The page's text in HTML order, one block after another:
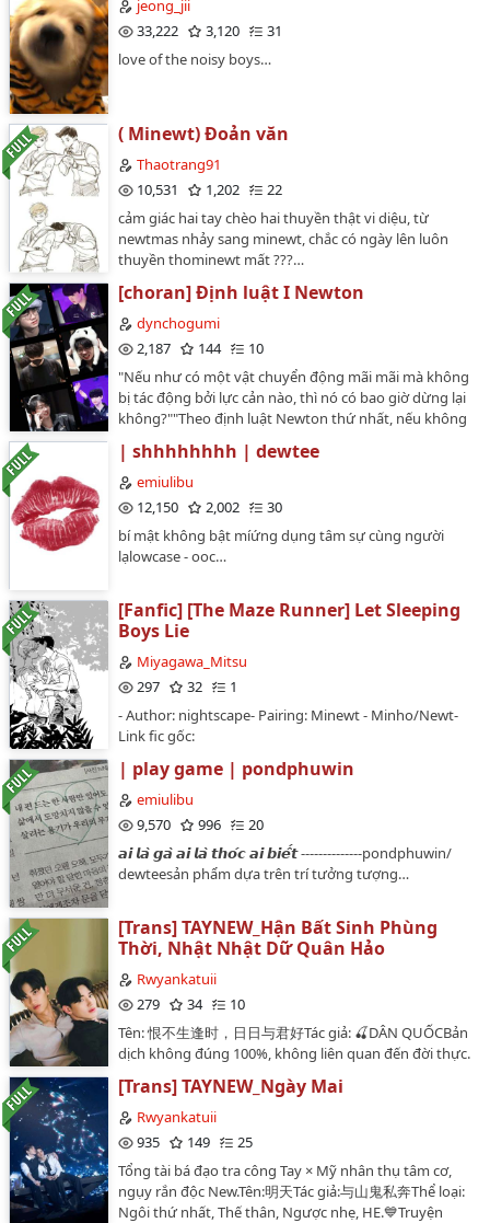
jeong_jii
33,222
3,120
31
love of the noisy boys…
( Minewt) Đoản văn
Thaotrang91
10,531
1,202
22
cảm giác hai tay chèo hai thuyền thật vi diệu, từ
newtmas nhảy sang minewt, chắc có ngày lên luôn
thuyền thominewt mất ???…
[choran] Định luật I Newton
dynchogumi
2,187
144
10
"Nếu như có một vật chuyển động mãi mãi mà không
bị tác động bởi lực cản nào, thì nó có bao giờ dừng lại
không?""Theo định luật Newton thứ nhất, nếu không
mãi..."…
| shhhhhhhh | dewtee
emiulibu
12,150
2,002
30
bí mật không bật míứng dụng tâm sự cùng người
lạlowcase - ooc…
[Fanfic] [The Maze Runner] Let Sleeping
Boys Lie
Miyagawa_Mitsu
297
32
1
- Author: nightscape- Pairing: Minewt - Minho/Newt-
Link fic gốc:
Summary: Đánh thức Newt dậy vào buổi sáng có lẽ là
bài kiểm tra nguy hiểm nhất mà các Trảng viên phải đối
mặt.- Người dịch: Miyagawa Mitsu + Bản dịch đã có sự
dưới phần comment). Vui lòng không đem đi đâu khi
chưa có sự đồng ý của người dịch. + Bản dịch chỉ được
Twitter…
| play game | pondphuwin
emiulibu
9,570
996
20
𝙖𝙞 𝙡𝙖̀ 𝙜𝙖̀ 𝙖𝙞 𝙡𝙖̀ 𝙩𝙝𝙤́𝙘 𝙖𝙞 𝙗𝙞𝙚̂́𝙩 --------------pondphuwin/
dewteesản phẩm dựa trên trí tưởng tượng…
[Trans] TAYNEW_Hận Bất Sinh Phùng
Thời, Nhật Nhật Dữ Quân Hảo
Rwyankatuii
279
34
10
Tên: 恨不生逢时，日日与君好Tác giả: 🍒DÂN QUỐCBản
dịch không đúng 100%, không liên quan đến đời thực.
vui lòng không mang đi chỗ khác💕KHÔNG CHUYỂN
VER💙Nếu có bất kì vấn đề hay ý kiến xoá truyện thì
mình sẽ xoá ạ💕💙Mình dịch còn non lắm nếu có gì sai
always Polca🐻‍❄️…
[Trans] TAYNEW_Ngày Mai
Rwyankatuii
935
149
25
Tổng tài bá đạo tra công Tay × Mỹ nhân thụ tâm cơ,
ngụy rắn độc New.Tên:明天Tác giả:与山鬼私奔Thể loại:
Ngôi thứ nhất, Thế thân, Ngược nhẹ, HE.💙Truyện